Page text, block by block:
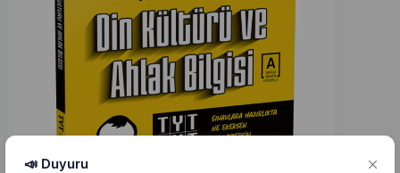
📣 Duyuru